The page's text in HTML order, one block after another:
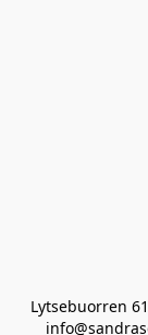
Lytsebuorren